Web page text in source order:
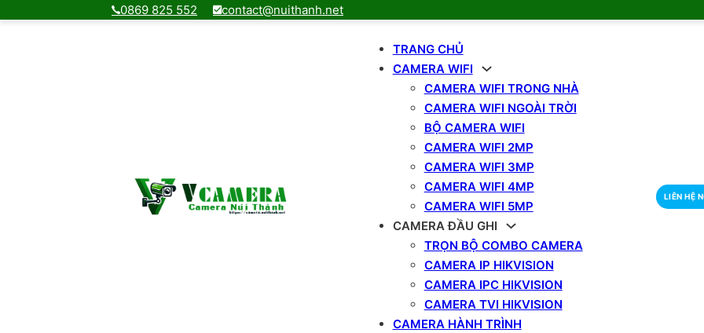
0869 825 552 contact@nuithanh.net
TRANG CHỦ
CAMERA WIFI
CAMERA WIFI TRONG NHÀ
CAMERA WIFI NGOÀI TRỜI
BỘ CAMERA WIFI
CAMERA WIFI 2MP
CAMERA WIFI 3MP
CAMERA WIFI 4MP
CAMERA WIFI 5MP
CAMERA ĐẦU GHI
TRỌN BỘ COMBO CAMERA
CAMERA IP HIKVISION
CAMERA IPC HIKVISION
CAMERA TVI HIKVISION
CAMERA HÀNH TRÌNH
LIÊN HỆ